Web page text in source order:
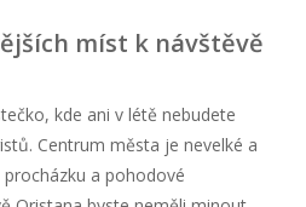
míst k návštěvě
kde ani v létě nebudete
Centrum města je nevelké a
a pohodové